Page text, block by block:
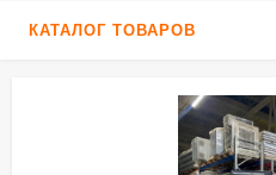
КАТАЛОГ ТОВАРОВ